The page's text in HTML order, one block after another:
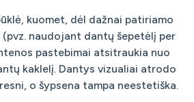
kuomet, dėl dažnai patiriamo
naudojant dantų šepetėlį per
pastebimai atsitraukia nuo
kaklelį. Dantys vizualiai atrodo
o šypsena tampa neestetiška.